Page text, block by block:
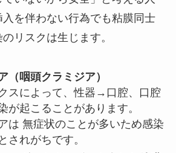
を伴わない行為でも粘膜同士
リスクは生じます。
（咽頭クラミジア）
スによって、性器→口腔、口腔
が起こることがあります。
は 無症状のことが多いため感染
されがちです。